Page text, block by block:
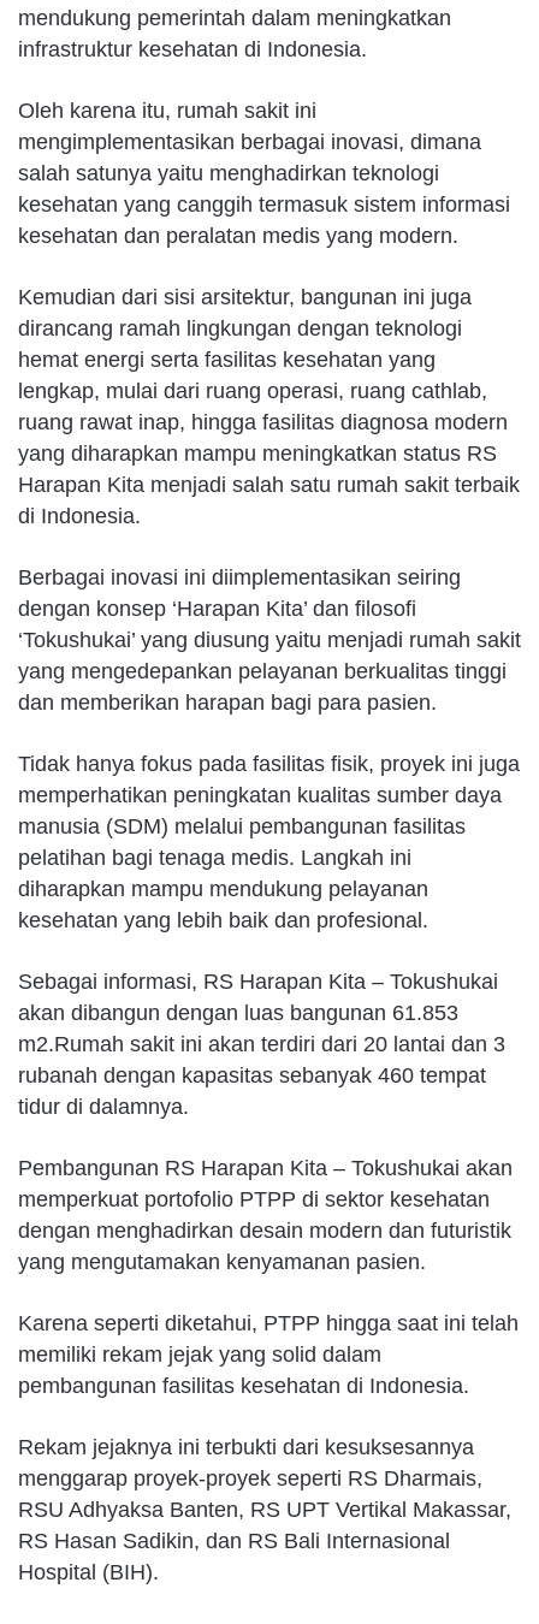
mendukung pemerintah dalam meningkatkan
infrastruktur kesehatan di Indonesia.
Oleh karena itu, rumah sakit ini
mengimplementasikan berbagai inovasi, dimana
salah satunya yaitu menghadirkan teknologi
kesehatan yang canggih termasuk sistem informasi
kesehatan dan peralatan medis yang modern.
Kemudian dari sisi arsitektur, bangunan ini juga
dirancang ramah lingkungan dengan teknologi
hemat energi serta fasilitas kesehatan yang
lengkap, mulai dari ruang operasi, ruang cathlab,
ruang rawat inap, hingga fasilitas diagnosa modern
yang diharapkan mampu meningkatkan status RS
Harapan Kita menjadi salah satu rumah sakit terbaik
di Indonesia.
Berbagai inovasi ini diimplementasikan seiring
dengan konsep ‘Harapan Kita’ dan filosofi
‘Tokushukai’ yang diusung yaitu menjadi rumah sakit
yang mengedepankan pelayanan berkualitas tinggi
dan memberikan harapan bagi para pasien.
Tidak hanya fokus pada fasilitas fisik, proyek ini juga
memperhatikan peningkatan kualitas sumber daya
manusia (SDM) melalui pembangunan fasilitas
pelatihan bagi tenaga medis. Langkah ini
diharapkan mampu mendukung pelayanan
kesehatan yang lebih baik dan profesional.
Sebagai informasi, RS Harapan Kita – Tokushukai
akan dibangun dengan luas bangunan 61.853
m2.Rumah sakit ini akan terdiri dari 20 lantai dan 3
rubanah dengan kapasitas sebanyak 460 tempat
tidur di dalamnya.
Pembangunan RS Harapan Kita – Tokushukai akan
memperkuat portofolio PTPP di sektor kesehatan
dengan menghadirkan desain modern dan futuristik
yang mengutamakan kenyamanan pasien.
Karena seperti diketahui, PTPP hingga saat ini telah
memiliki rekam jejak yang solid dalam
pembangunan fasilitas kesehatan di Indonesia.
Rekam jejaknya ini terbukti dari kesuksesannya
menggarap proyek-proyek seperti RS Dharmais,
RSU Adhyaksa Banten, RS UPT Vertikal Makassar,
RS Hasan Sadikin, dan RS Bali Internasional
Hospital (BIH).